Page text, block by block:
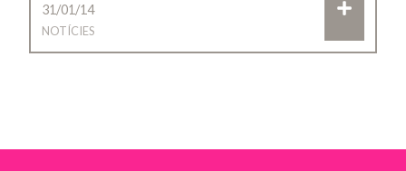
31/01/14
NOTÍCIES